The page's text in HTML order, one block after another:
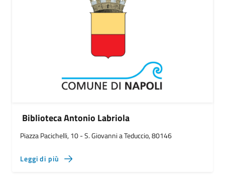
Biblioteca Antonio Labriola
Piazza Pacichelli, 10 - S. Giovanni a Teduccio, 80146
Leggi di più